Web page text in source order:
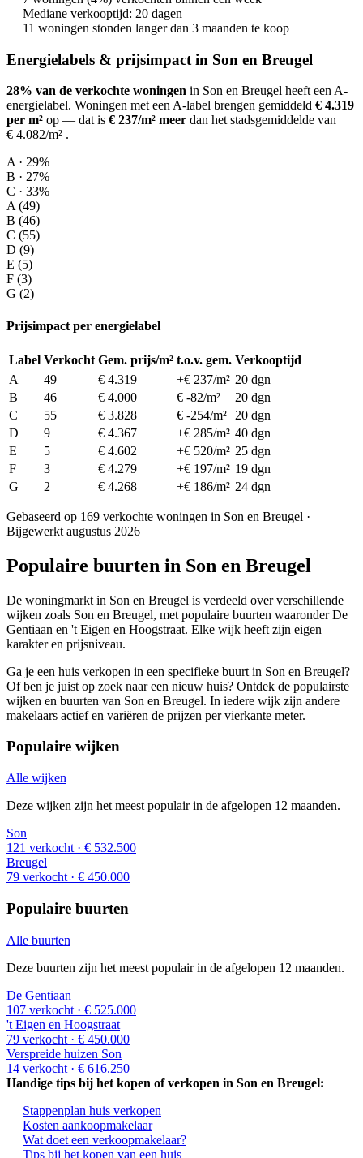
Mediane verkooptijd: 20 dagen
11 woningen stonden langer dan 3 maanden te koop
Energielabels & prijsimpact in Son en Breugel
28% van de verkochte woningen in Son en Breugel heeft een A-
energielabel. Woningen met een A-label brengen gemiddeld € 4.319
per m² op — dat is € 237/m² meer dan het stadsgemiddelde van
€ 4.082/m² .
A · 29%
B · 27%
C · 33%
A (49)
B (46)
C (55)
D (9)
E (5)
F (3)
G (2)
Prijsimpact per energielabel
Label Verkocht Gem. prijs/m² t.o.v. gem. Verkooptijd
A
49 € 4.319 +€ 237/m² 20 dgn
B
46 € 4.000 € -82/m²
20 dgn
C
55 € 3.828 € -254/m²
20 dgn
D
9 € 4.367 +€ 285/m² 40 dgn
E
5 € 4.602 +€ 520/m² 25 dgn
F
3 € 4.279 +€ 197/m² 19 dgn
G
2 € 4.268 +€ 186/m² 24 dgn
Gebaseerd op 169 verkochte woningen in Son en Breugel ·
Bijgewerkt augustus 2026
Populaire buurten in Son en Breugel
De woningmarkt in Son en Breugel is verdeeld over verschillende
wijken zoals Son en Breugel, met populaire buurten waaronder De
Gentiaan en 't Eigen en Hoogstraat. Elke wijk heeft zijn eigen
karakter en prijsniveau.
Ga je een huis verkopen in een specifieke buurt in Son en Breugel?
Of ben je juist op zoek naar een nieuw huis? Ontdek de populairste
wijken en buurten van Son en Breugel. In iedere wijk zijn andere
makelaars actief en variëren de prijzen per vierkante meter.
Populaire wijken
Alle wijken
Deze wijken zijn het meest populair in de afgelopen 12 maanden.
Son
121 verkocht · € 532.500
Breugel
79 verkocht · € 450.000
Populaire buurten
Alle buurten
Deze buurten zijn het meest populair in de afgelopen 12 maanden.
De Gentiaan
107 verkocht · € 525.000
't Eigen en Hoogstraat
79 verkocht · € 450.000
Verspreide huizen Son
14 verkocht · € 616.250
Handige tips bij het kopen of verkopen in Son en Breugel:
Stappenplan huis verkopen
Kosten aankoopmakelaar
Wat doet een verkoopmakelaar?
Tips bij het kopen van een huis